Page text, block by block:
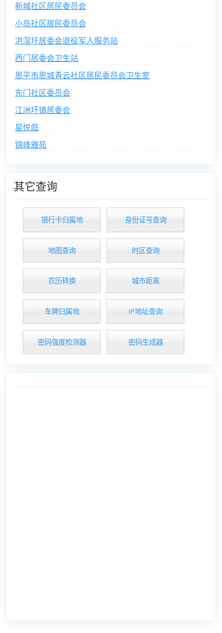
新城社区居民委员会
小岛社区居民委员会
洪滘圩居委会退役军人服务站
西门居委会卫生站
恩平市恩城青云社区居民委员会卫生室
东门社区委员会
江洲圩镇居委会
星悦庭
锦峰雅苑
其它查询
银行卡归属地 身份证号查询
地图查询 时区查询
农历转换 城市距离
车牌归属地 IP地址查询
密码强度检测器 密码生成器